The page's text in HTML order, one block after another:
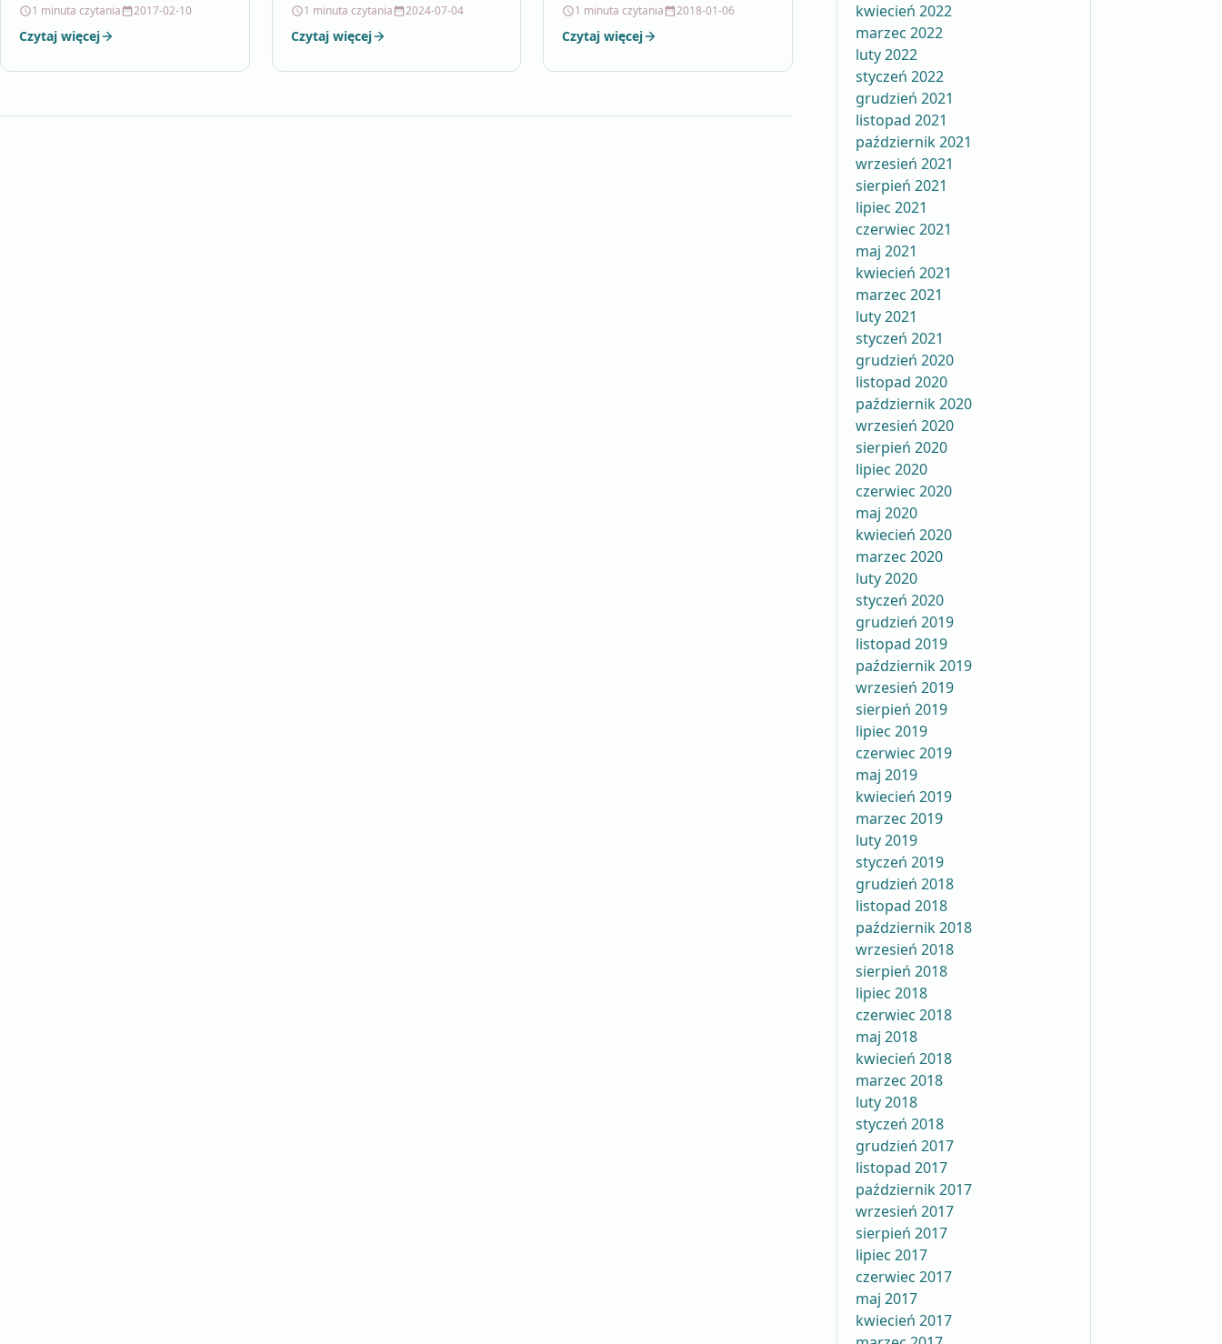
zamówienie.BRAK MOŻLIWOŚCI
ZWROTU TOWARU NA
1 minuta czytania 2017-02-10
Czytaj więcej
wewnętrzną architekturę
skóry.ZESTAW DOSTĘPNY TYLKO
1 minuta czytania 2024-07-04
Czytaj więcej
nebbud 0 25 ,…
1 minuta czytania 2018-01-06
Czytaj więcej
kwiecień 2022
marzec 2022
luty 2022
styczeń 2022
grudzień 2021
listopad 2021
październik 2021
wrzesień 2021
sierpień 2021
lipiec 2021
czerwiec 2021
maj 2021
kwiecień 2021
marzec 2021
luty 2021
styczeń 2021
grudzień 2020
listopad 2020
październik 2020
wrzesień 2020
sierpień 2020
lipiec 2020
czerwiec 2020
maj 2020
kwiecień 2020
marzec 2020
luty 2020
styczeń 2020
grudzień 2019
listopad 2019
październik 2019
wrzesień 2019
sierpień 2019
lipiec 2019
czerwiec 2019
maj 2019
kwiecień 2019
marzec 2019
luty 2019
styczeń 2019
grudzień 2018
listopad 2018
październik 2018
wrzesień 2018
sierpień 2018
lipiec 2018
czerwiec 2018
maj 2018
kwiecień 2018
marzec 2018
luty 2018
styczeń 2018
grudzień 2017
listopad 2017
październik 2017
wrzesień 2017
sierpień 2017
lipiec 2017
czerwiec 2017
maj 2017
kwiecień 2017